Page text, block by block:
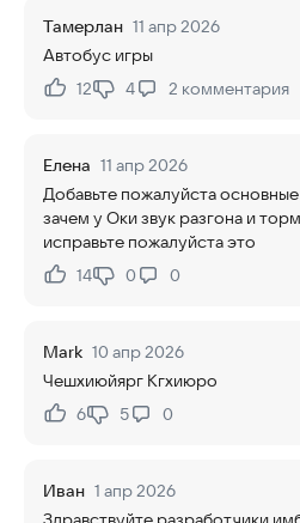
Тамерлан 11 апр 2026
Автобус игры
Нравится:
12Не нравится:
4 2 комментария
Елена 11 апр 2026
Добавьте пожалуйста
зачем у Оки звук разгона и
исправьте пожалуйста это
Нравится:
14Не нравится:
0 0
Mark 10 апр 2026
Чешхиюйярг Кгхиюро
Нравится:
6Не нравится:
5 0
Иван 1 апр 2026